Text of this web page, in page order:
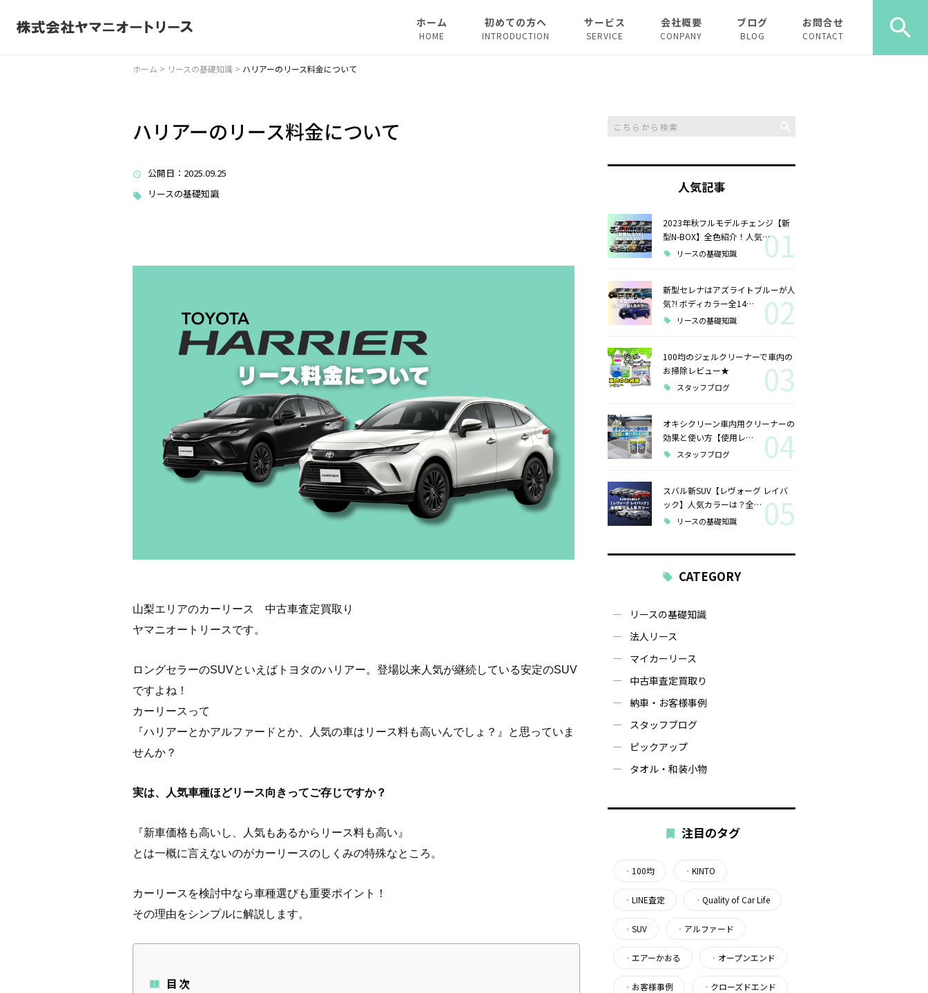
ホーム
HOME
初めての方へ
INTRODUCTION
サービス
SERVICE
会社概要
CONPANY
ブログ
BLOG
お問合せ
CONTACT
ホーム > リースの基礎知識 > ハリアーのリース料金について
ハリアーのリース料金について
公開日 ：2025.09.25
リースの基礎知識
山梨エリアのカーリース 中古車査定買取り
ヤマニオートリースです。
ロングセラーのSUVといえばトヨタのハリアー。登場以来人気が継続している安定のSUV
ですよね！
カーリースって
『ハリアーとかアルファードとか、人気の車はリース料も高いんでしょ？』と思っていま
せんか？
実は、人気車種ほどリース向きってご存じですか？
『新車価格も高いし、人気もあるからリース料も高い』
とは一概に言えないのがカーリースのしくみの特殊なところ。
カーリースを検討中なら車種選びも重要ポイント！
その理由をシンプルに解説します。
目次
人気記事
2023年秋フルモデルチェンジ【新
型N-BOX】全色紹介！人気…
リースの基礎知識 01
新型セレナはアズライトブルーが人
気?! ボディカラー全14…
リースの基礎知識 02
100均のジェルクリーナーで車内の
お掃除レビュー★
スタッフブログ 03
オキシクリーン車内用クリーナーの
効果と使い方【使用レ…
スタッフブログ 04
スバル新SUV【レヴォーグ レイバ
ック】人気カラーは？全…
リースの基礎知識 05
CATEGORY
リースの基礎知識
法人リース
マイカーリース
中古車査定買取り
納車・お客様事例
スタッフブログ
ピックアップ
タオル・和装小物
注目のタグ
・ 100均 ・ KINTO
・ LINE査定 ・ Quality of Car Life
・ SUV ・ アルファード
・ エアーかおる ・ オープンエンド
・ お客様事例 ・ クローズドエンド